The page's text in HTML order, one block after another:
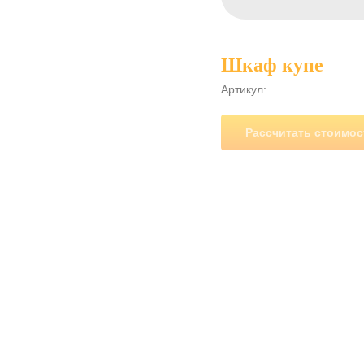
Шкаф купе
Артикул:
Рассчитать